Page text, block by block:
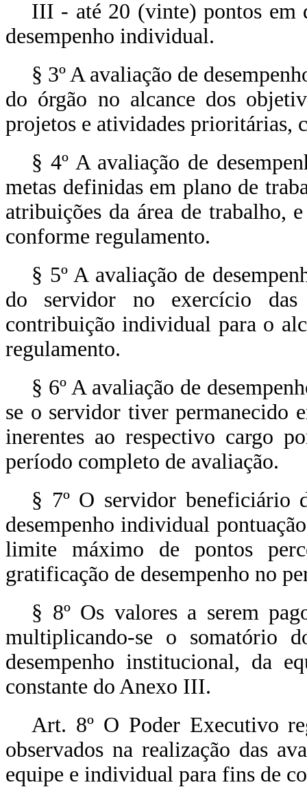
III - até 20 (vinte) pontos em
desempenho individual.
§ 3º A avaliação de
do órgão no alcance dos
projetos e atividades prioritárias,
§ 4º A avaliação de
metas definidas em plano de
atribuições da área de trabalho,
conforme regulamento.
§ 5º A avaliação de
do servidor no exercício
contribuição individual para o
regulamento.
§ 6º A avaliação de
se o servidor tiver permanecido
inerentes ao respectivo cargo
período completo de avaliação.
§ 7º O servidor beneficiário
desempenho individual
limite máximo de pontos
gratificação de desempenho no
§ 8º Os valores a serem
multiplicando-se o somatório
desempenho institucional, da
constante do Anexo III.
Art. 8º O Poder Executivo
observados na realização das
equipe e individual para fins de